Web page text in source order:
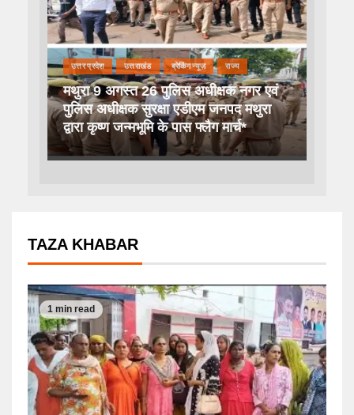
उत्तर प्रदेश उत्तराखंड ब्रेकिंग न्यूज़ राज्य
मथुरा 9 अगस्त 26 पुलिस अधीक्षक नगर एवं
पुलिस अधीक्षक सुरक्षा एडीएम जनपद मथुरा
द्वारा कृष्ण जन्मभूमि के पास फ्लैग मार्च*
TAZA KHABAR
1 min read